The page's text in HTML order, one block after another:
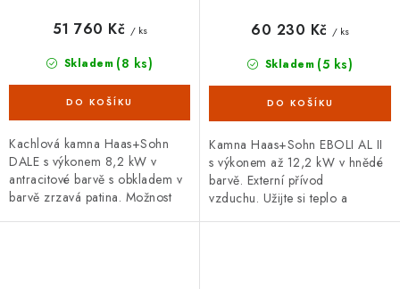
Skladem (8 ks)
51 760 Kč / ks
Kachlová kamna Haas+Sohn
DALE s výkonem 8,2 kW v
antracitové barvě s obkladem v
barvě zrzavá patina. Možnost
Skladem (5 ks)
60 230 Kč / ks
Kamna Haas+Sohn EBOLI AL II
s výkonem až 12,2 kW v hnědé
barvě. Externí přívod
vzduchu. Užijte si teplo a